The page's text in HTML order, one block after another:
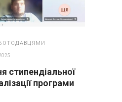
стипендіальної
програми